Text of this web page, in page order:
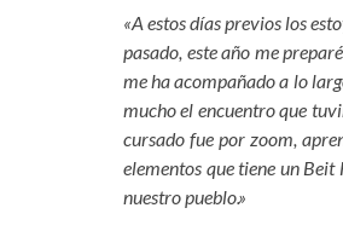
«A estos días previos los
pasado, este año me
me ha acompañado a lo
mucho el encuentro que
cursado fue por zoom,
elementos que tiene un
nuestro pueblo.»